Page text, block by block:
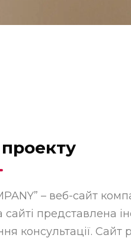
– веб-сайт
сайті представлена
консультації.